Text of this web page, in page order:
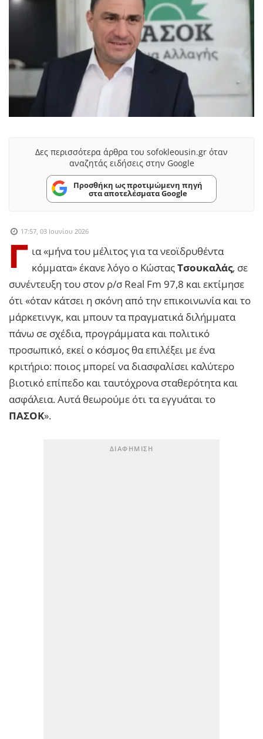
Δες περισσότερα άρθρα του sofokleousin.gr όταν
αναζητάς ειδήσεις στην Google
Προσθήκη ως προτιμώμενη πηγή
στα αποτελέσματα Google
17:57, 03 Ιουνίου 2026
Γ ια «μήνα του μέλιτος για τα νεοϊδρυθέντα
κόμματα» έκανε λόγο ο ΚώσταςΤσουκαλάς, σε
συνέντευξη του στον ρ/σ Real Fm 97,8 και εκτίμησε
ότι «όταν κάτσει η σκόνη από την επικοινωνία και το
μάρκετινγκ, και μπουν τα πραγματικά διλήμματα
πάνω σε σχέδια, προγράμματα και πολιτικό
προσωπικό, εκεί ο κόσμος θα επιλέξει με ένα
κριτήριο: ποιος μπορεί να διασφαλίσει καλύτερο
βιοτικό επίπεδο και ταυτόχρονα σταθερότητα και
ασφάλεια. Αυτά θεωρούμε ότι τα εγγυάται το
ΠΑΣΟΚ».